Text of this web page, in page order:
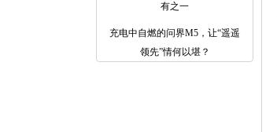
有之一
充电中自燃的问界M5，让“遥遥
领先”情何以堪？